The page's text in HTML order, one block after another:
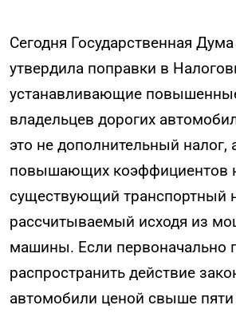
Сегодня Государственная
утвердила поправки в
устанавливающие
владельцев дорогих
это не дополнительный налог,
повышающих коэффициентов
существующий транспортный
рассчитываемый исходя из
машины. Если первоначально
распространить действие
автомобили ценой свыше